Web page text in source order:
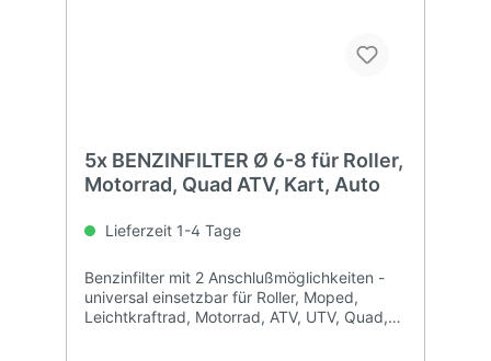
5x BENZINFILTER Ø 6-8 für Roller,
Motorrad, Quad ATV, Kart, Auto
Lieferzeit 1-4 Tage
Benzinfilter mit 2 Anschlußmöglichkeiten -
universal einsetzbar für Roller, Moped,
Leichtkraftrad, Motorrad, ATV, UTV, Quad,